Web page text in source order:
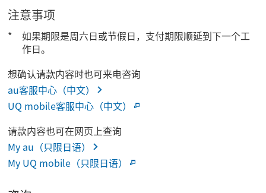
注意事项
如果期限是周六日或节假日，支付期限顺延到下一个工
作日。
想确认请款内容时也可来电咨询
au客服中心（中文）
UQ mobile客服中心（中文）
请款内容也可在网页上查询
My au（只限日语）
My UQ mobile（只限日语）